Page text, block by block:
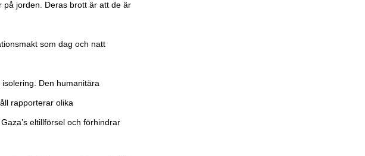
på jorden. Deras brott är att de är
som dag och natt
Den humanitära
rapporterar olika
eltillförsel och förhindrar